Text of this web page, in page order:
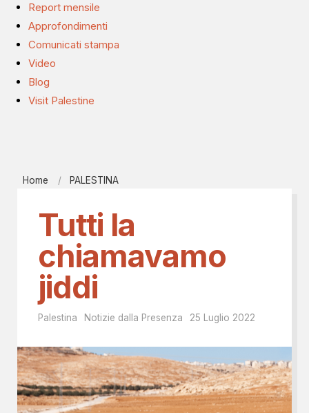
Report mensile
Approfondimenti
Comunicati stampa
Video
Blog
Visit Palestine
Home PALESTINA
Tutti la
chiamavamo
jiddi
Palestina Notizie dalla Presenza 25 Luglio 2022